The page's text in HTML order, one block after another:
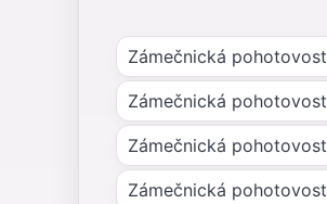
Zámečnická pohotovost
Zámečnická pohotovost
Zámečnická pohotovost
Zámečnická pohotovost